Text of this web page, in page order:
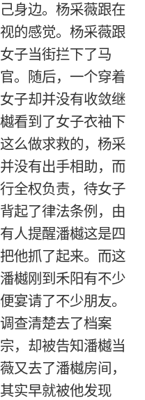
身边。杨采薇跟在
的感觉。杨采薇跟
子当街拦下了马
。随后，一个穿着
子却并没有收敛继
看到了女子衣袖下
么做求救的，杨采
没有出手相助，而
全权负责，待女子
起了律法条例，由
人提醒潘樾这是四
他抓了起来。而这
樾刚到禾阳有不少
宴请了不少朋友。
查清楚去了档案
，却被告知潘樾当
又去了潘樾房间，
实早就被他发现